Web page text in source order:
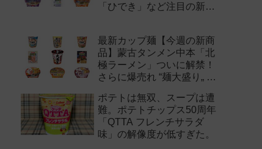
「ひでき」など注目の新作
最新カップ麺【今週の新商
品】蒙古タンメン中本「北
極ラーメン」ついに解禁！
さらに爆売れ “麺大盛り„ シ
作まとめ！
ポテトは無双、スープは遭
難。ポテトチップス50周年
「QTTA フレンチサラダ
味」の解像度が低すぎた。